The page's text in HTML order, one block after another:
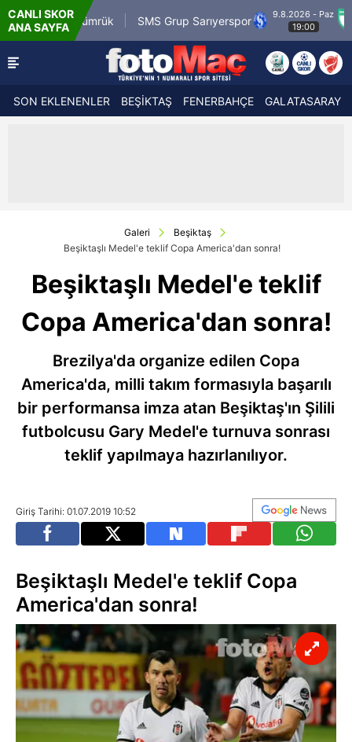
CANLI SKOR
ANA SAYFA
SMS Grup Sarıyerspor
9.8.2026 - Paz
19:00
SON EKLENENLER BEŞİKTAŞ FENERBAHÇE GALATASARAY
Galeri
Beşiktaş
Beşiktaşlı Medel'e teklif Copa America'dan sonra!
Beşiktaşlı Medel'e teklif
Copa America'dan sonra!
Brezilya'da organize edilen Copa
America'da, milli takım formasıyla başarılı
bir performansa imza atan Beşiktaş'ın Şilili
futbolcusu Gary Medel'e turnuva sonrası
teklif yapılmaya hazırlanılıyor.
Giriş Tarihi: 01.07.2019 10:52
Beşiktaşlı Medel'e teklif Copa
America'dan sonra!